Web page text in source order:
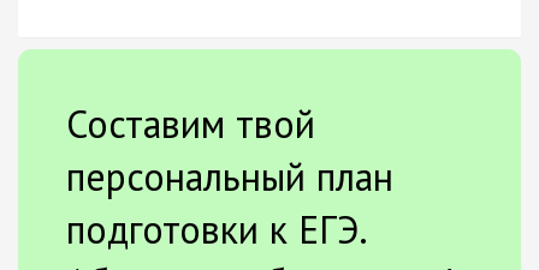
Составим твой
персональный план
подготовки к ЕГЭ.